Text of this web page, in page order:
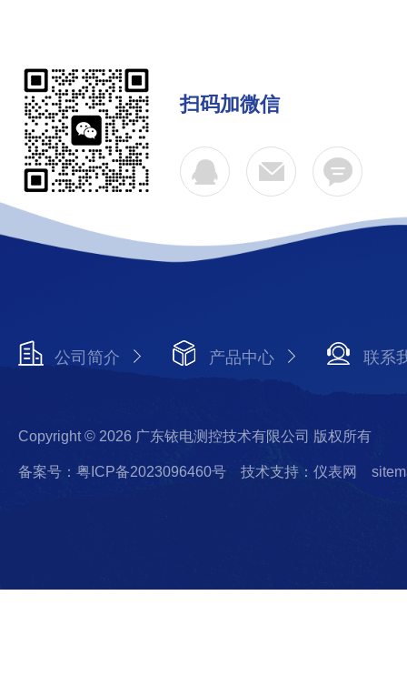
扫码加微信
公司简介 产品中心 联系
Copyright © 2026 广东铱电测控技术有限公司 版权所有
备案号：粤ICP备2023096460号 技术支持：仪表网